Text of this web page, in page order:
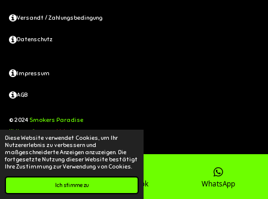
Diese Website verwendet Cookies, um Ihr
Nutzererlebnis zu verbessern und
maßgeschneiderte Anzeigen anzuzeigen. Die
fortgesetzte Nutzung dieser Website bestätigt
Ihre Zustimmung zur Verwendung von Cookies.
Ich stimme zu
Versandt / Zahlungsbedingung
Datenschutz
Impressum
AGB
© 2024 Smokers Paradise
Mit Unterstützung vonWebador
Karte Facebook WhatsApp